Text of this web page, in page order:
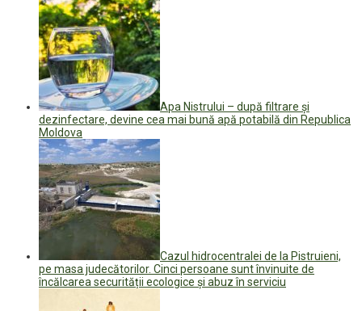
Apa Nistrului – după filtrare și
dezinfectare, devine cea mai bună apă potabilă din Republica
Moldova
Cazul hidrocentralei de la Pistruieni,
pe masa judecătorilor. Cinci persoane sunt învinuite de
încălcarea securității ecologice și abuz în serviciu